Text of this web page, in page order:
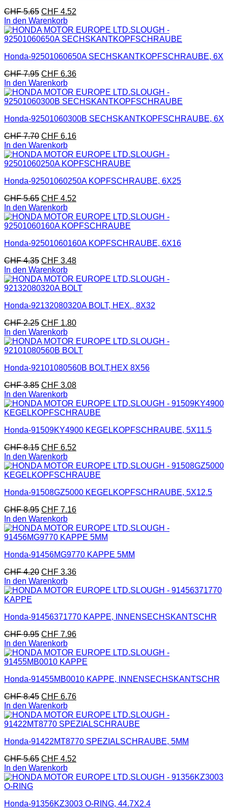
CHF5.65 CHF 4.52
In den Warenkorb
Honda-92501060650A SECHSKANTKOPFSCHRAUBE, 6X
CHF7.95 CHF 6.36
In den Warenkorb
Honda-92501060300B SECHSKANTKOPFSCHRAUBE, 6X
CHF7.70 CHF 6.16
In den Warenkorb
Honda-92501060250A KOPFSCHRAUBE, 6X25
CHF5.65 CHF 4.52
In den Warenkorb
Honda-92501060160A KOPFSCHRAUBE, 6X16
CHF4.35 CHF 3.48
In den Warenkorb
Honda-92132080320A BOLT, HEX., 8X32
CHF2.25 CHF 1.80
In den Warenkorb
Honda-92101080560B BOLT,HEX 8X56
CHF3.85 CHF 3.08
In den Warenkorb
Honda-91509KY4900 KEGELKOPFSCHRAUBE, 5X11.5
CHF8.15 CHF 6.52
In den Warenkorb
Honda-91508GZ5000 KEGELKOPFSCHRAUBE, 5X12.5
CHF8.95 CHF 7.16
In den Warenkorb
Honda-91456MG9770 KAPPE 5MM
CHF4.20 CHF 3.36
In den Warenkorb
Honda-91456371770 KAPPE, INNENSECHSKANTSCHR
CHF9.95 CHF 7.96
In den Warenkorb
Honda-91455MB0010 KAPPE, INNENSECHSKANTSCHR
CHF8.45 CHF 6.76
In den Warenkorb
Honda-91422MT8770 SPEZIALSCHRAUBE, 5MM
CHF5.65 CHF 4.52
In den Warenkorb
Honda-91356KZ3003 O-RING, 44.7X2.4